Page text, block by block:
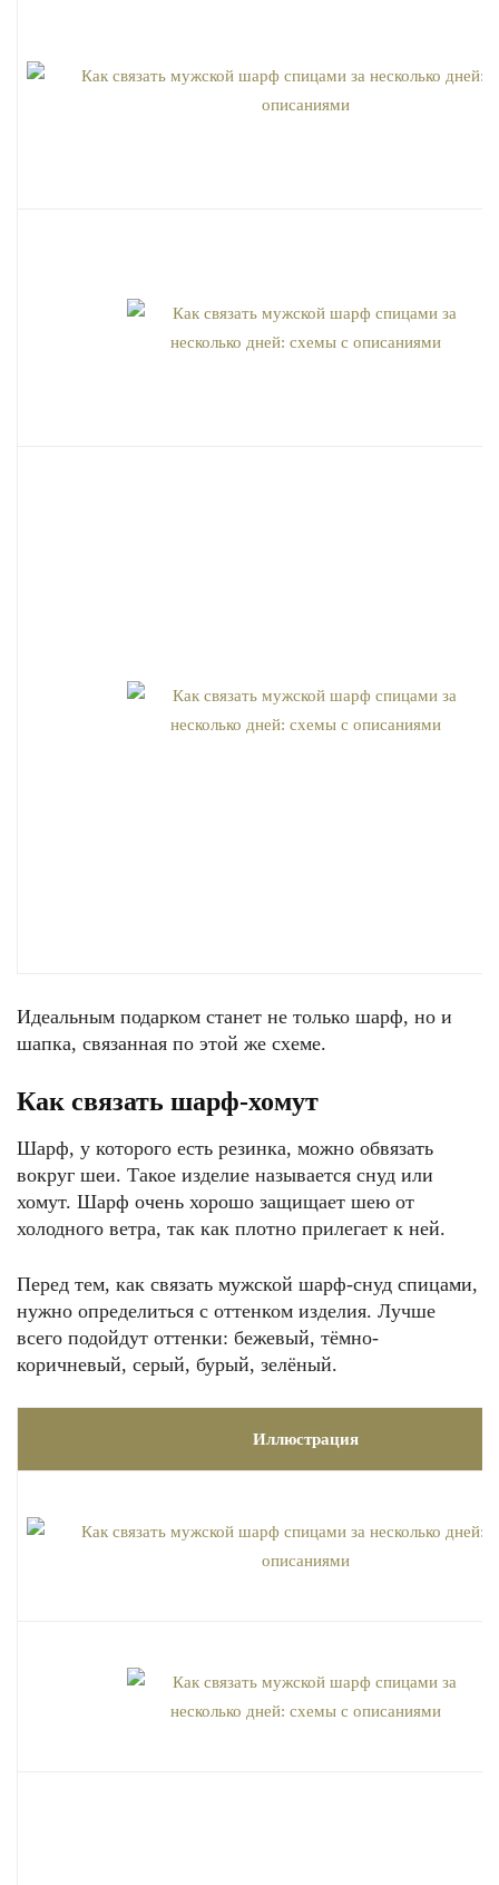
Идеальным подарком станет не только шарф, но и
шапка, связанная по этой же схеме.
Как связать шарф-хомут
Шарф, у которого есть резинка, можно обвязать
вокруг шеи. Такое изделие называется снуд или
хомут. Шарф очень хорошо защищает шею от
холодного ветра, так как плотно прилегает к ней.
Перед тем, как связать мужской шарф-снуд спицами,
нужно определиться с оттенком изделия. Лучше
всего подойдут оттенки: бежевый, тёмно-
коричневый, серый, бурый, зелёный.
Иллюстрация